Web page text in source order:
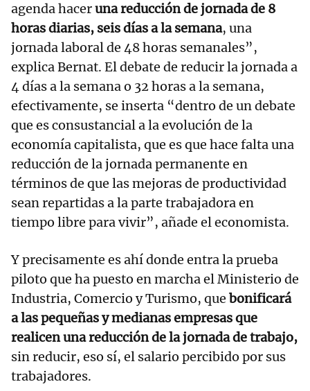
agenda haceruna reducción de jornada de 8
horas diarias, seis días a la semana, una
jornada laboral de 48 horas semanales”,
explica Bernat. El debate de reducir la jornada a
4 días a la semana o 32 horas a la semana,
efectivamente, se inserta “dentro de un debate
que es consustancial a la evolución de la
economía capitalista, que es que hace falta una
reducción de la jornada permanente en
términos de que las mejoras de productividad
sean repartidas a la parte trabajadora en
tiempo libre para vivir”, añade el economista.
Y precisamente es ahí donde entra la prueba
piloto que ha puesto en marcha el Ministerio de
Industria, Comercio y Turismo, que bonificará
a las pequeñas y medianas empresas que
realicen una reducción de la jornada de trabajo,
sin reducir, eso sí, el salario percibido por sus
trabajadores.